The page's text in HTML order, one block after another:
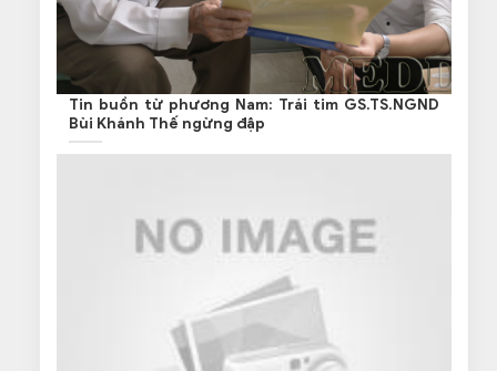
Tin buồn từ phương Nam: Trái tim GS.TS.NGND
Bùi Khánh Thế ngừng đập